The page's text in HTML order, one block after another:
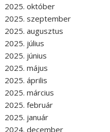
2025. október
2025. szeptember
2025. augusztus
2025. július
2025. június
2025. május
2025. április
2025. március
2025. február
2025. január
2024. december